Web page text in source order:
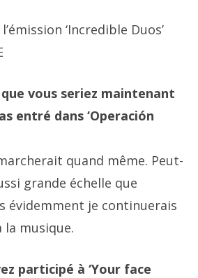
‘Incredible Duos’
vous seriez maintenant
entré dans ‘Operación
quand même. Peut-
grande échelle que
évidemment je continuerais
la musique.
participé à ‘Your face